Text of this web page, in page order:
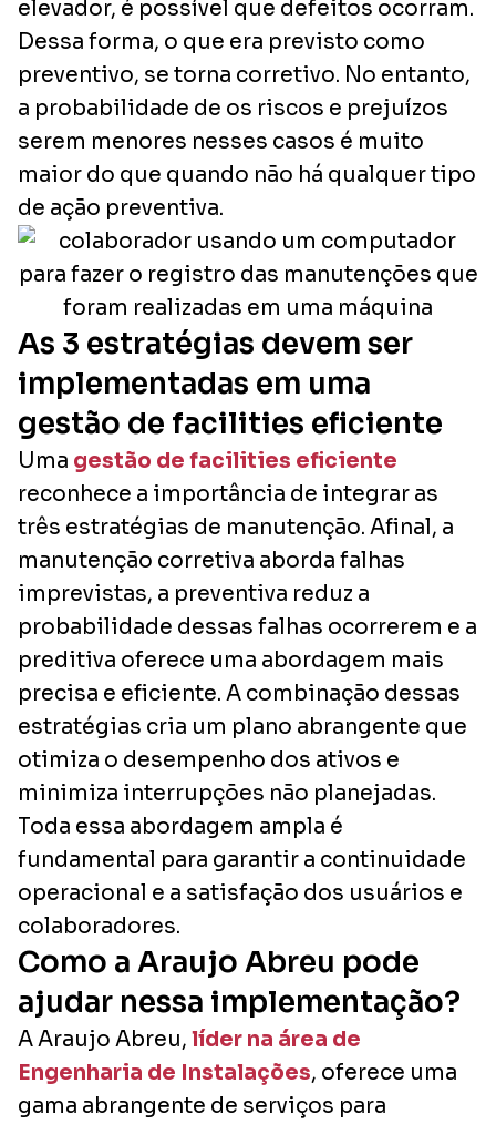
elevador, é possível que defeitos ocorram.
Dessa forma, o que era previsto como
preventivo, se torna corretivo. No entanto,
a probabilidade de os riscos e prejuízos
serem menores nesses casos é muito
maior do que quando não há qualquer tipo
de ação preventiva.
As 3 estratégias devem ser
implementadas em uma
gestão de facilities eficiente
Uma gestão de facilities eficiente
reconhece a importância de integrar as
três estratégias de manutenção. Afinal, a
manutenção corretiva aborda falhas
imprevistas, a preventiva reduz a
probabilidade dessas falhas ocorrerem e a
preditiva oferece uma abordagem mais
precisa e eficiente. A combinação dessas
estratégias cria um plano abrangente que
otimiza o desempenho dos ativos e
minimiza interrupções não planejadas.
Toda essa abordagem ampla é
fundamental para garantir a continuidade
operacional e a satisfação dos usuários e
colaboradores.
Como a Araujo Abreu pode
ajudar nessa implementação?
A Araujo Abreu, líder na área de
Engenharia de Instalações, oferece uma
gama abrangente de serviços para